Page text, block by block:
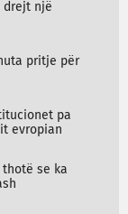
drejt një
pritje për
pa
evropian
thotë se ka